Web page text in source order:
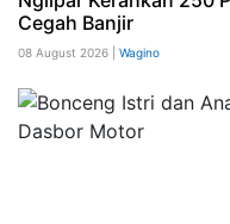
Cegah Banjir
08 August 2026 | Wagino